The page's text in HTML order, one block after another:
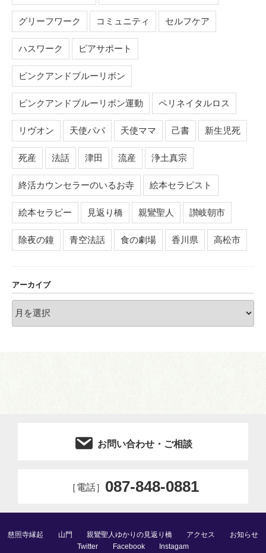
グリーフワーク コミュニティ セルフケア
ハスワーク ピアサポート
ピンクアンドブルーリボン
ピンクアンドブルーリボン運動 ペリネイタルロス
リヴオン 天使パパ 天使ママ 己書 新生児死
死産 法話 津田 流産 浄土真宗
終活カウンセラーのいるお寺 絵本セラピスト
絵本セラピー 見返り橋 親鸞聖人 讃岐朝市
除夜の鐘 青空法話 食の劇場 香川県 高松市
アーカイブ
ー
お問い合わせ・ご相談
［電話］ 087-848-0881
慈照寺縁起 山門 親鸞聖人ゆかりの見返り橋 アクセス
お知らせ
Twitter
Facebook Instagam